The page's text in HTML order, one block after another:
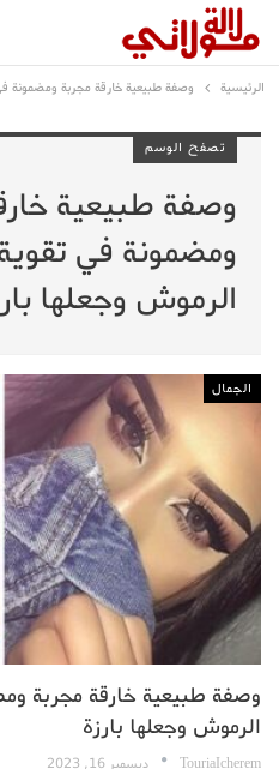
الرئيسية وصفة طبيعية خارقة مجربة ومضمونة
تصفح الوسم
وصفة طبيعية
ومضمونة في
الرموش وجعلها
الجمال
وصفة طبيعية خارقة مجربة
الرموش وجعلها بارزة
TouriaIcherem ديسمبر 16, 2023